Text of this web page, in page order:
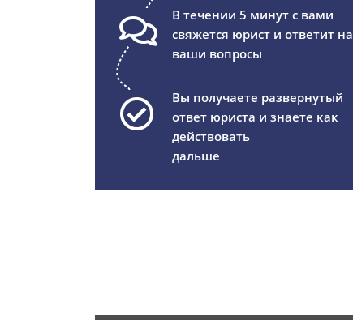
В течении 5 минут с вами
свяжется юрист и ответит на
ваши вопросы
Вы получаете развернутый
ответ юриста и знаете как
действовать
дальше